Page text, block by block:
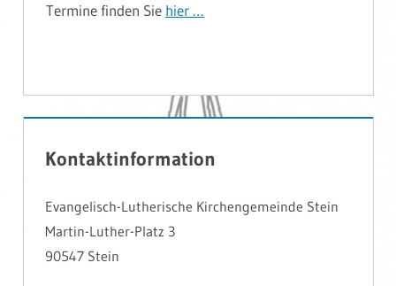
Termine finden Sie hier …
Kontaktinformation
Evangelisch-Lutherische Kirchengemeinde Stein
Martin-Luther-Platz 3
90547 Stein